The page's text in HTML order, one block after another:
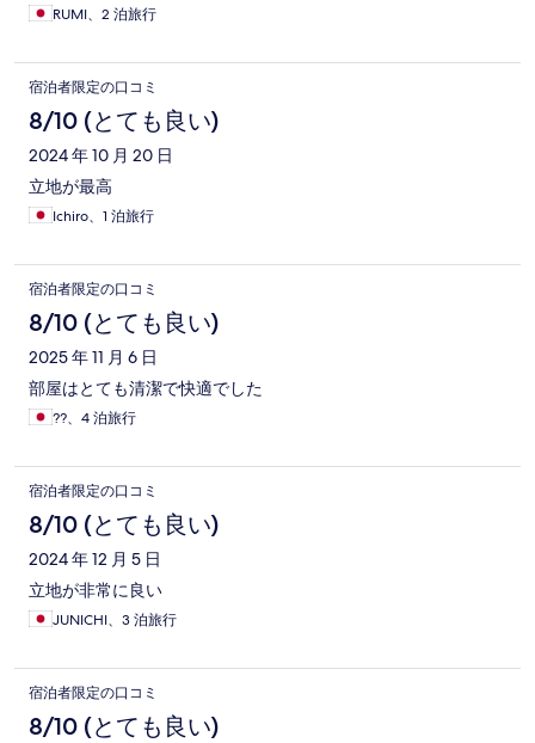
RUMI、2 泊旅行
宿泊者限定の口コミ
8/10 (とても良い)
2024 年 10 月 20 日
立地が最高
Ichiro、1 泊旅行
宿泊者限定の口コミ
8/10 (とても良い)
2025 年 11 月 6 日
部屋はとても清潔で快適でした
??、4 泊旅行
宿泊者限定の口コミ
8/10 (とても良い)
2024 年 12 月 5 日
立地が非常に良い
JUNICHI、3 泊旅行
宿泊者限定の口コミ
8/10 (とても良い)